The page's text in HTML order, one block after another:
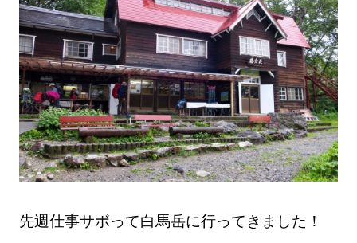
先週仕事サボって白馬岳に行ってきました！